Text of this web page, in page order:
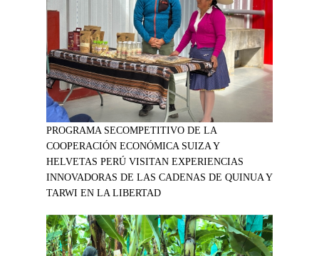
PROGRAMA SECOMPETITIVO DE LA
COOPERACIÓN ECONÓMICA SUIZA Y
HELVETAS PERÚ VISITAN EXPERIENCIAS
INNOVADORAS DE LAS CADENAS DE QUINUA Y
TARWI EN LA LIBERTAD